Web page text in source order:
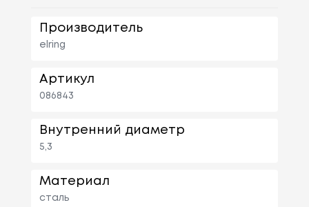
Производитель
elring
Артикул
086843
Внутренний диаметр
5,3
Материал
сталь